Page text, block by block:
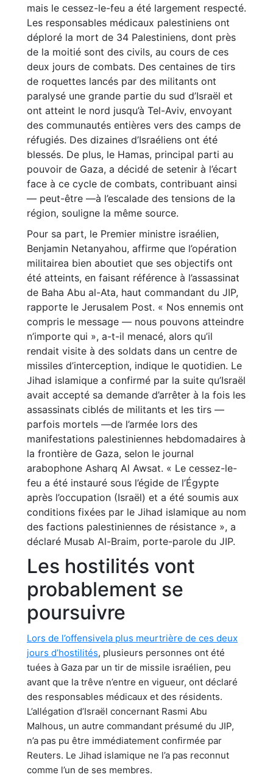
mais le cessez-le-feu a été largement respecté.
Les responsables médicaux palestiniens ont
déploré la mort de 34 Palestiniens, dont près
de la moitié sont des civils, au cours de ces
deux jours de combats. Des centaines de tirs
de roquettes lancés par des militants ont
paralysé une grande partie du sud d’Israël et
ont atteint le nord jusqu’à Tel-Aviv, envoyant
des communautés entières vers des camps de
réfugiés. Des dizaines d’Israéliens ont été
blessés. De plus, le Hamas, principal parti au
pouvoir de Gaza, a décidé de setenir à l’écart
face à ce cycle de combats, contribuant ainsi
— peut-être —à l’escalade des tensions de la
région, souligne la même source.
Pour sa part, le Premier ministre israélien,
Benjamin Netanyahou, affirme que l’opération
militairea bien aboutiet que ses objectifs ont
été atteints, en faisant référence à l’assassinat
de Baha Abu al-Ata, haut commandant du JIP,
rapporte le Jerusalem Post. « Nos ennemis ont
compris le message — nous pouvons atteindre
n’importe qui », a-t-il menacé, alors qu’il
rendait visite à des soldats dans un centre de
missiles d’interception, indique le quotidien. Le
Jihad islamique a confirmé par la suite qu’Israël
avait accepté sa demande d’arrêter à la fois les
assassinats ciblés de militants et les tirs —
parfois mortels —de l’armée lors des
manifestations palestiniennes hebdomadaires à
la frontière de Gaza, selon le journal
arabophone Asharq Al Awsat. « Le cessez-le-
feu a été instauré sous l’égide de l’Égypte
après l’occupation (Israël) et a été soumis aux
conditions fixées par le Jihad islamique au nom
des factions palestiniennes de résistance », a
déclaré Musab Al-Braim, porte-parole du JIP.
Les hostilités vont
probablement se
poursuivre
Lors de l’offensivela plus meurtrière de ces deux
jours d’hostilités, plusieurs personnes ont été
tuées à Gaza par un tir de missile israélien, peu
avant que la trêve n’entre en vigueur, ont déclaré
des responsables médicaux et des résidents.
L’allégation d’Israël concernant Rasmi Abu
Malhous, un autre commandant présumé du JIP,
n’a pas pu être immédiatement confirmée par
Reuters. Le Jihad islamique ne l’a pas reconnut
comme l’un de ses membres.